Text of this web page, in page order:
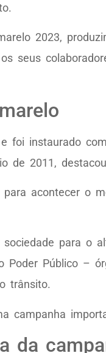
2023,
seus
foi instaurado
de 2011,
acontecer o
para o
Público –
trânsito.
campanha
da